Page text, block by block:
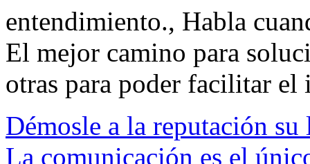
entendimiento., Habla
El mejor camino para
otras para poder facilitar el
Démosle a la reputación
La comunicación es el